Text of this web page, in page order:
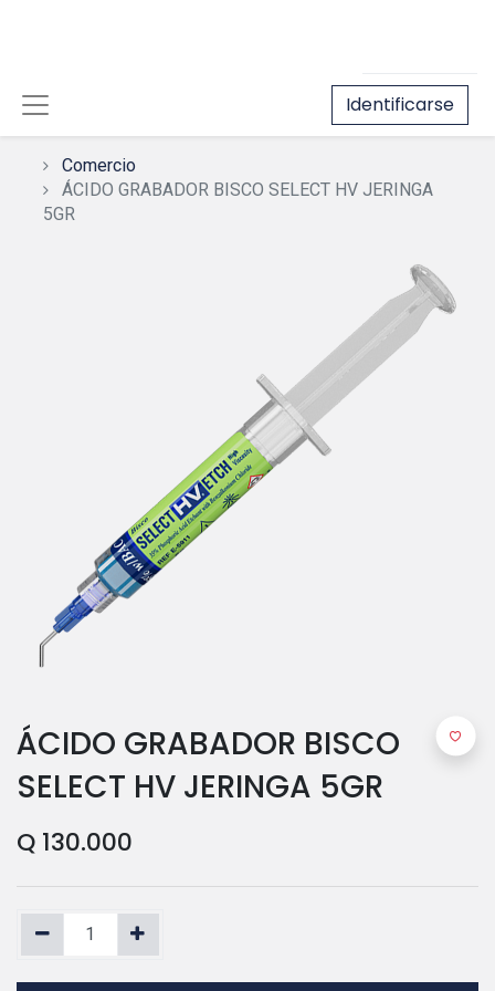
Identificarse
Comercio
ÁCIDO GRABADOR BISCO SELECT HV JERINGA
5GR
ÁCIDO GRABADOR BISCO
SELECT HV JERINGA 5GR
Q 130.000